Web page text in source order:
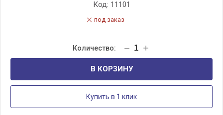
Код: 11101
под заказ
В КОРЗИНУ
Купить в 1 клик